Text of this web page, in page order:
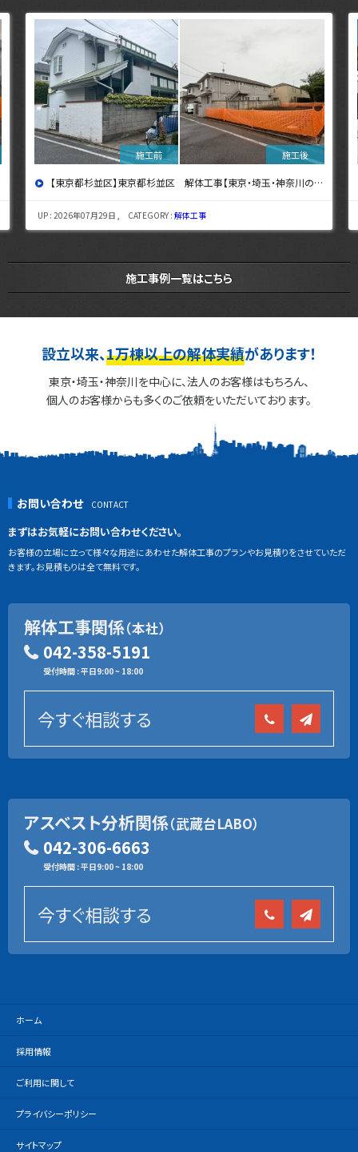
【東京都杉並区】東京都杉並区 解体工事【東京・埼玉・神奈川の解体工事なら東央建設へ】
UP : 2026年07月29日 , CATEGORY :解体工事
施工事例一覧はこちら
設立以来、1万棟以上の解体実績があります！
東京・埼玉・神奈川を中心に、法人のお客様はもちろん、
個人のお客様からも多くのご依頼をいただいております。
お問い合わせ
まずはお気軽にお問い合わせください。
お客様の立場に立って様々な用途にあわせた解体工事のプランやお見積りをさせていただ
きます。お見積もりは全て無料です。
解体工事関係（本社）
042-358-5191
受付時間 : 平日9:00 ~ 18:00
今すぐ相談する
アスベスト分析関係（武蔵台LABO）
042-306-6663
受付時間 : 平日9:00 ~ 18:00
今すぐ相談する
ホーム
採用情報
ご利用に関して
プライバシーポリシー
サイトマップ